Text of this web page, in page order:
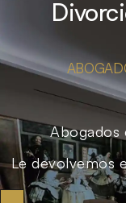
Abogados
Le devolvemos